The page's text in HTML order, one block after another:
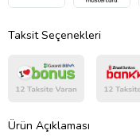
Taksit Seçenekleri
Ürün Açıklaması